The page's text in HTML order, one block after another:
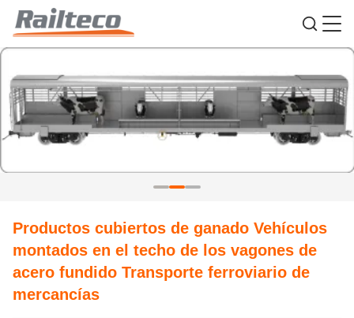
Productos cubiertos de ganado Vehículos
montados en el techo de los vagones de
acero fundido Transporte ferroviario de
mercancías